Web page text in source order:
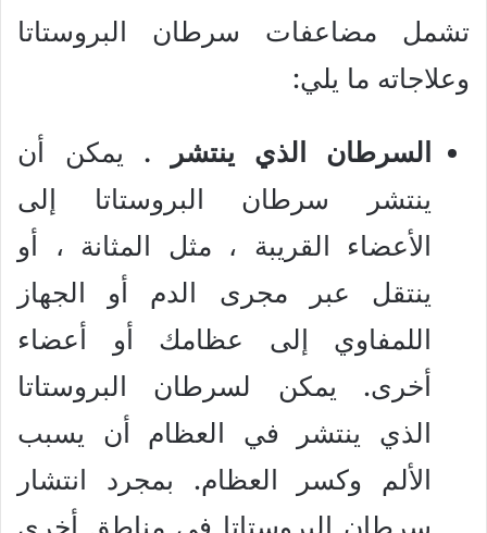
تشمل مضاعفات سرطان البروستاتا
وعلاجاته ما يلي:
السرطان الذي ينتشر . يمكن أن
ينتشر سرطان البروستاتا إلى
الأعضاء القريبة ، مثل المثانة ، أو
ينتقل عبر مجرى الدم أو الجهاز
اللمفاوي إلى عظامك أو أعضاء
أخرى. يمكن لسرطان البروستاتا
الذي ينتشر في العظام أن يسبب
الألم وكسر العظام. بمجرد انتشار
سرطان البروستاتا في مناطق أخرى